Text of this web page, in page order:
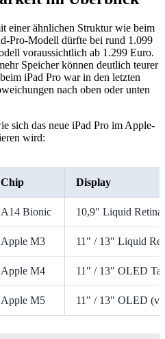
einer ähnlichen Struktur wie beim
Pro-Modell dürfte bei rund 1.099
voraussichtlich ab 1.299 Euro.
Speicher können deutlich teurer
iPad Pro war in den letzten
nach oben oder unten
sich das neue iPad Pro im Apple-
wird:
Chip Display
A14 Bionic 10,9″ Liquid Retina
Apple M3 11″ / 13″ Liquid
Apple M4 11″ / 13″ OLED
Apple M5 11″ / 13″ OLED